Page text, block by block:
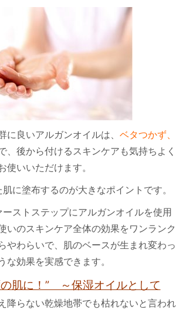
に良いアルガンオイルは、 ベタつかず、
、後から付けるスキンケアも気持ちよく
使いいただけます。
に塗布するのが大きなポイントです。
ストステップにアルガンオイルを使用
いのスキンケア全体の効果をワンランク
やわらいで、肌のベースが生まれ変わっ
な効果を実感できます。
の肌に！” ～保湿オイルとして
降らない乾燥地帯でも枯れないと言われ